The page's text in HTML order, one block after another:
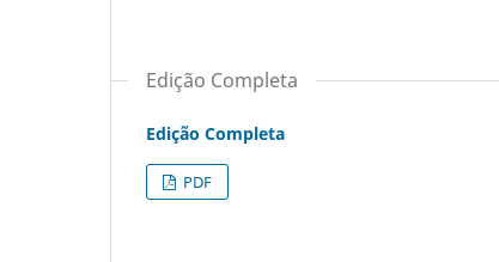
Edição Completa
Edição Completa
PDF